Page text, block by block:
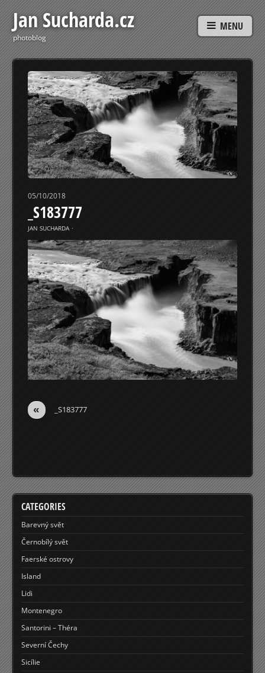
Jan Sucharda.cz
photoblog
MENU
05/10/2018
_S183777
JAN SUCHARDA ⋅
« _S183777
CATEGORIES
Barevný svět
Černobílý svět
Faerské ostrovy
Island
Lidi
Montenegro
Santorini – Théra
Severní Čechy
Sicílie